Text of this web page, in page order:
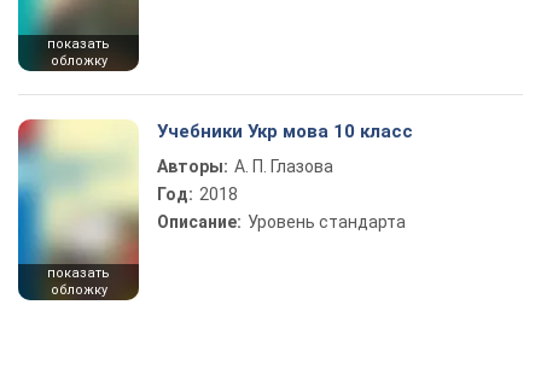
показать
обложку
показать
обложку
Учебники Укр мова 10 класс
Авторы: А. П. Глазова
Год: 2018
Описание: Уровень стандарта